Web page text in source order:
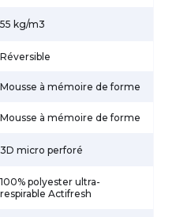
55 kg/m3
Réversible
Mousse à mémoire de forme
Mousse à mémoire de forme
3D micro perforé
100% polyester ultra-
respirable Actifresh